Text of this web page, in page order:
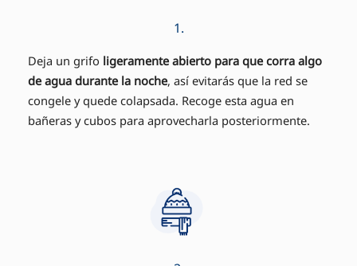
1.
Deja un grifo ligeramente abierto para que corra algo
de agua durante la noche, así evitarás que la red se
congele y quede colapsada. Recoge esta agua en
bañeras y cubos para aprovecharla posteriormente.